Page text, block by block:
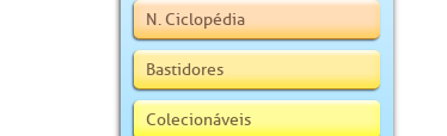
N. Ciclopédia
Bastidores
Colecionáveis